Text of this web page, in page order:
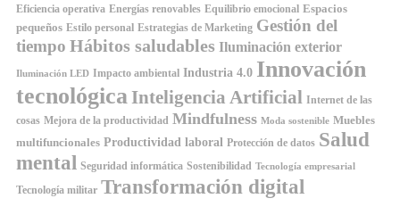
Eficiencia operativa Energías renovables Equilibrio emocional Espacios
pequeños Estilo personal Estrategias de Marketing Gestión del
tiempo Hábitos saludables Iluminación exterior
Iluminación LED Impacto ambiental Industria 4.0 Innovación
tecnológica Inteligencia Artificial Internet de las
cosas Mejora de la productividad Mindfulness Moda sostenible Muebles
multifuncionales Productividad laboral Protección de datos Salud
mental Seguridad informática Sostenibilidad Tecnología empresarial
Tecnología militar Transformación digital